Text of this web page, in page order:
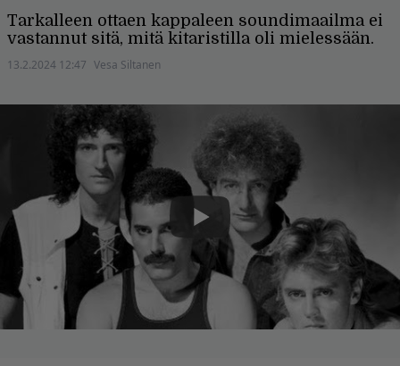
Tarkalleen ottaen kappaleen soundimaailma ei
vastannut sitä, mitä kitaristilla oli mielessään.
13.2.2024 12:47 Vesa Siltanen